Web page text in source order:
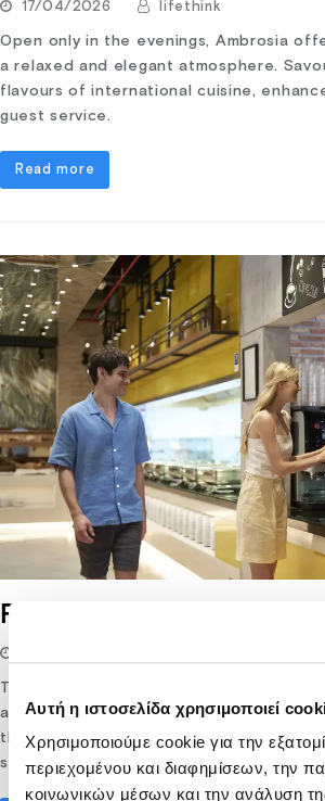
Αυτή η ιστοσελίδα χρησιμοποιεί
Χρησιμοποιούμε cookie για την
περιεχομένου και διαφημίσεων, την
κοινωνικών μέσων και την ανάλυση
17/04/2026 lifethink
Open only in the evenings, Ambrosia
a relaxed and elegant atmosphere.
flavours of international cuisine,
guest service.
Read more
F All Day Restaurant
This exquisite self-service restaurant is
abundant natural sunlight and a large
the sea, gardens and pool. Help yourself
selection of local delicacies all day.